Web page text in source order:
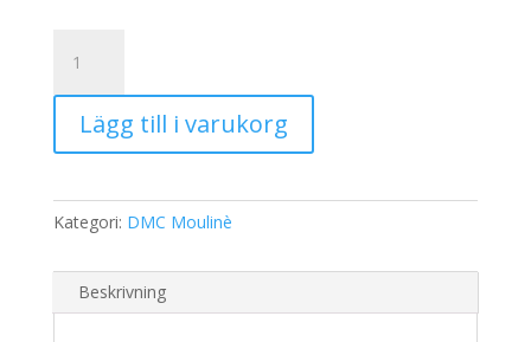
Moulinè
413
mängdLägg till i varukorg
Kategori: DMC Moulinè
Beskrivning